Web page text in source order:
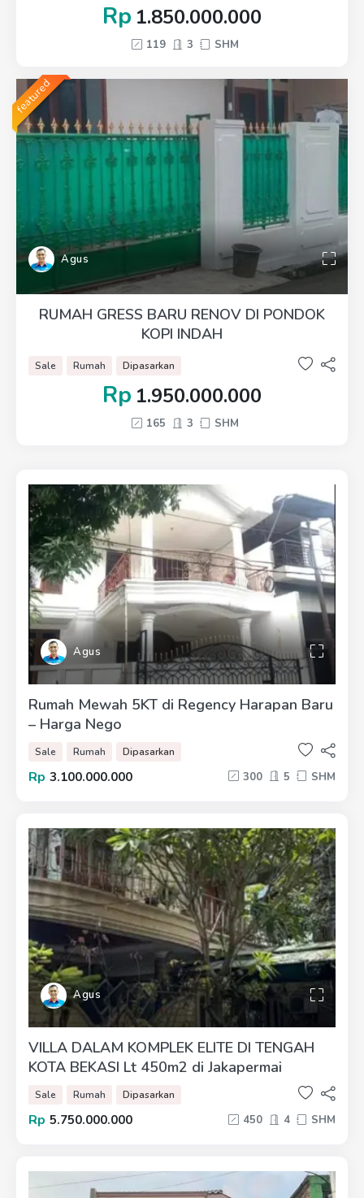
Rp 1.850.000.000
119 3 SHM
featured
Agus
RUMAH GRESS BARU RENOV DI PONDOK
KOPI INDAH
Sale Rumah Dipasarkan
Rp 1.950.000.000
165 3 SHM
Agus
Rumah Mewah 5KT di Regency Harapan Baru
– Harga Nego
Sale Rumah Dipasarkan
Rp 3.100.000.000 300 5 SHM
Agus
VILLA DALAM KOMPLEK ELITE DI TENGAH
KOTA BEKASI Lt 450m2 di Jakapermai
Sale Rumah Dipasarkan
Rp 5.750.000.000 450 4 SHM